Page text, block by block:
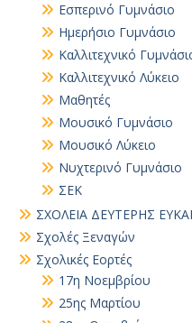
Εσπερινό Γυμνάσιο
Ημερήσιο Γυμνάσιο
Καλλιτεχνικό
Καλλιτεχνικό Λύκειο
Μαθητές
Μουσικό Γυμνάσιο
Μουσικό Λύκειο
Νυχτερινό Γυμνάσιο
ΣΕΚ
ΣΧΟΛΕΙΑ ΔΕΥΤΕΡΗΣ
Σχολές Ξεναγών
Σχολικές Εορτές
17η Νοεμβρίου
25ης Μαρτίου